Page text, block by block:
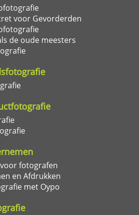
voor Gevorderden
de oude meesters
fotografen
en Afdrukken
met Oypo